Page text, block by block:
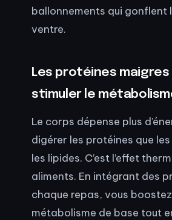
ballonnements qui gonflent
ventre.
Les protéines maigres
stimuler le
Le corps dépense plus
digérer les protéines que
les lipides. C’est l’effet
aliments. En intégrant des
chaque repas, vous
métabolisme de base tout